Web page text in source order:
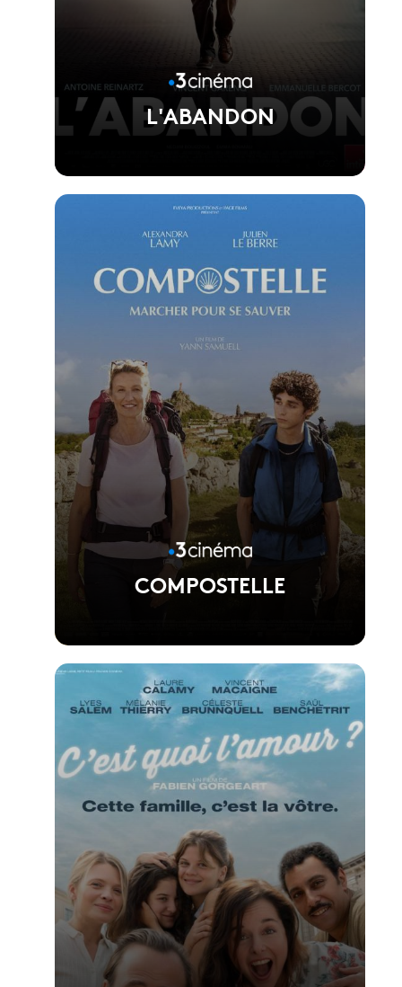
L'ABANDON
COMPOSTELLE
Réalisé par Yann Samuell
Voir la fiche du film